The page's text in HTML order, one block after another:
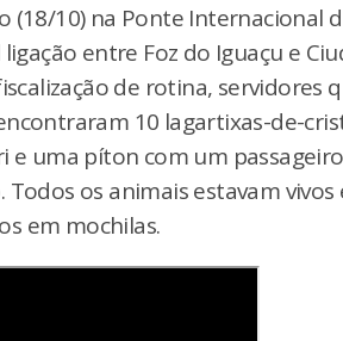
(18/10) na Ponte Internacional
entre Foz do Iguaçu e
de rotina, servidores
10 lagartixas-de-
e uma píton com um
os animais estavam vivos
em mochilas.